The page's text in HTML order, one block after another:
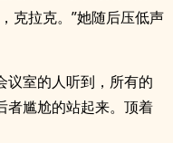
克拉克。”她随后压低声
议室的人听到，所有的
者尴尬的站起来。顶着